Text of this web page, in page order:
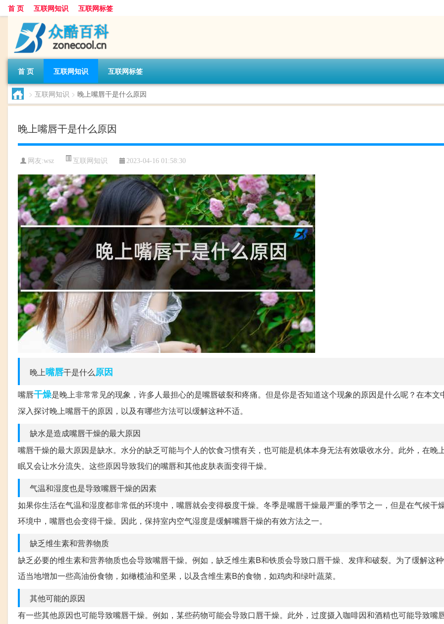
首 页 互联网知识 互联网标签
首 页 互联网知识 互联网标签
> 互联网知识 > 晚上嘴唇干是什么原因
晚上嘴唇干是什么原因
网友:wsz 互联网知识 2023-04-16 01:58:30
晚上嘴唇干是什么原因
嘴唇干燥是晚上非常常见的现象，许多人最担心的是嘴唇破裂和疼痛。但是你是否知道这个现象的原因是什么呢？在本文
深入探讨晚上嘴唇干的原因，以及有哪些方法可以缓解这种不适。
缺水是造成嘴唇干燥的最大原因
嘴唇干燥的最大原因是缺水。水分的缺乏可能与个人的饮食习惯有关，也可能是机体本身无法有效吸收水分。此外，在晚
眠又会让水分流失。这些原因导致我们的嘴唇和其他皮肤表面变得干燥。
气温和湿度也是导致嘴唇干燥的因素
如果你生活在气温和湿度都非常低的环境中，嘴唇就会变得极度干燥。冬季是嘴唇干燥最严重的季节之一，但是在气候干
环境中，嘴唇也会变得干燥。因此，保持室内空气湿度是缓解嘴唇干燥的有效方法之一。
缺乏维生素和营养物质
缺乏必要的维生素和营养物质也会导致嘴唇干燥。例如，缺乏维生素B和铁质会导致口唇干燥、发痒和破裂。为了缓解这
适当地增加一些高油份食物，如橄榄油和坚果，以及含维生素B的食物，如鸡肉和绿叶蔬菜。
其他可能的原因
有一些其他原因也可能导致嘴唇干燥。例如，某些药物可能会导致口唇干燥。此外，过度摄入咖啡因和酒精也可能导致嘴